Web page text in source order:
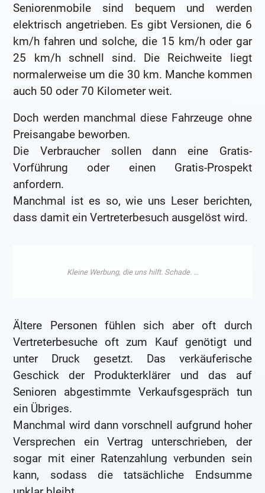
Seniorenmobile sind bequem und werden
elektrisch angetrieben. Es gibt Versionen, die 6
km/h fahren und solche, die 15 km/h oder gar
25 km/h schnell sind. Die Reichweite liegt
normalerweise um die 30 km. Manche kommen
auch 50 oder 70 Kilometer weit.
Doch werden manchmal diese Fahrzeuge ohne
Preisangabe beworben.
Die Verbraucher sollen dann eine Gratis-
Vorführung oder einen Gratis-Prospekt
anfordern.
Manchmal ist es so, wie uns Leser berichten,
dass damit ein Vertreterbesuch ausgelöst wird.
Ältere Personen fühlen sich aber oft durch
Vertreterbesuche oft zum Kauf genötigt und
unter Druck gesetzt. Das verkäuferische
Geschick der Produkterklärer und das auf
Senioren abgestimmte Verkaufsgespräch tun
ein Übriges.
Manchmal wird dann vorschnell aufgrund hoher
Versprechen ein Vertrag unterschrieben, der
sogar mit einer Ratenzahlung verbunden sein
kann, sodass die tatsächliche Endsumme